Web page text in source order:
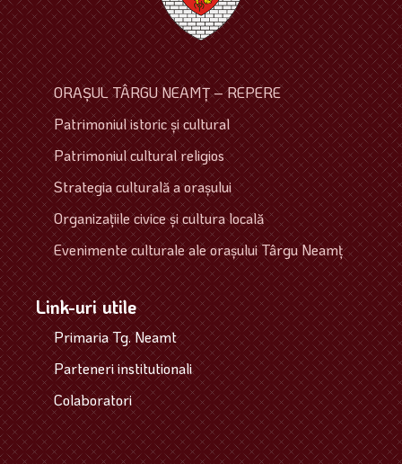
ORAŞUL TÂRGU NEAMŢ – REPERE
Patrimoniul istoric şi cultural
Patrimoniul cultural religios
Strategia culturală a oraşului
Organizaţiile civice şi cultura locală
Evenimente culturale ale oraşului Târgu Neamţ
Link-uri utile
Primaria Tg. Neamt
Parteneri institutionali
Colaboratori